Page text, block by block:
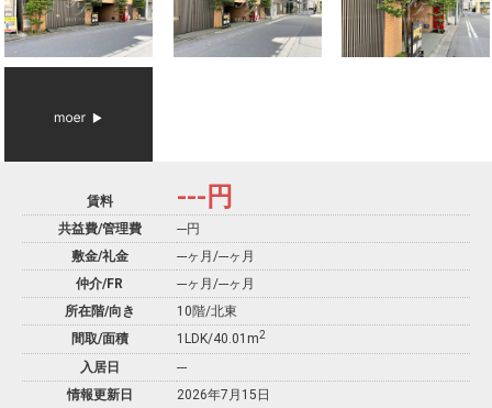
賃料 --- 円
共益費/管理費
---円
敷金/礼金
---ヶ月 /---ヶ月
仲介/FR
---ヶ月 /---ヶ月
所在階/向き
10階/北東
間取/面積
1LDK/40.01m2
入居日
---
情報更新日
2026年7月15日